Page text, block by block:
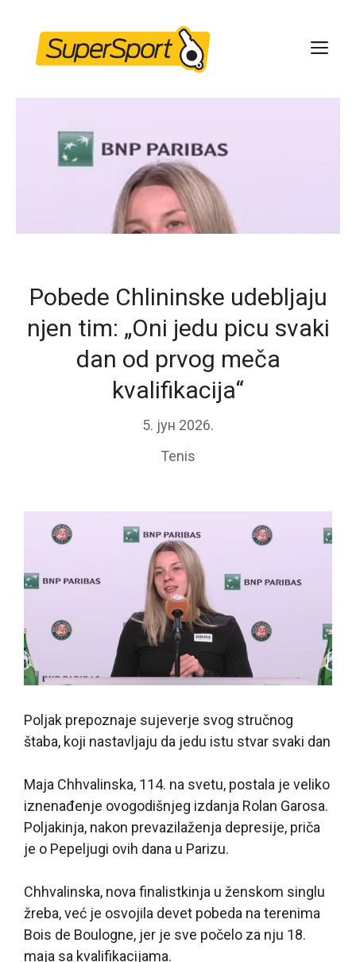
content
Pobede Chlininske udebljaju
njen tim: „Oni jedu picu svaki
dan od prvog meča
kvalifikacija“
5. јун 2026.
Tenis
Poljak prepoznaje sujeverje svog stručnog
štaba, koji nastavljaju da jedu istu stvar svaki dan
Maja Chhvalinska, 114. na svetu, postala je veliko
iznenađenje ovogodišnjeg izdanja Rolan Garosa.
Poljakinja, nakon prevazilaženja depresije, priča
je o Pepeljugi ovih dana u Parizu.
Chhvalinska, nova finalistkinja u ženskom singlu
žreba, već je osvojila devet pobeda na terenima
Bois de Boulogne, jer je sve počelo za nju 18.
maja sa kvalifikacijama.